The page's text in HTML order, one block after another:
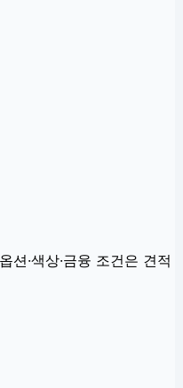
션·색상·금융 조건은 견적